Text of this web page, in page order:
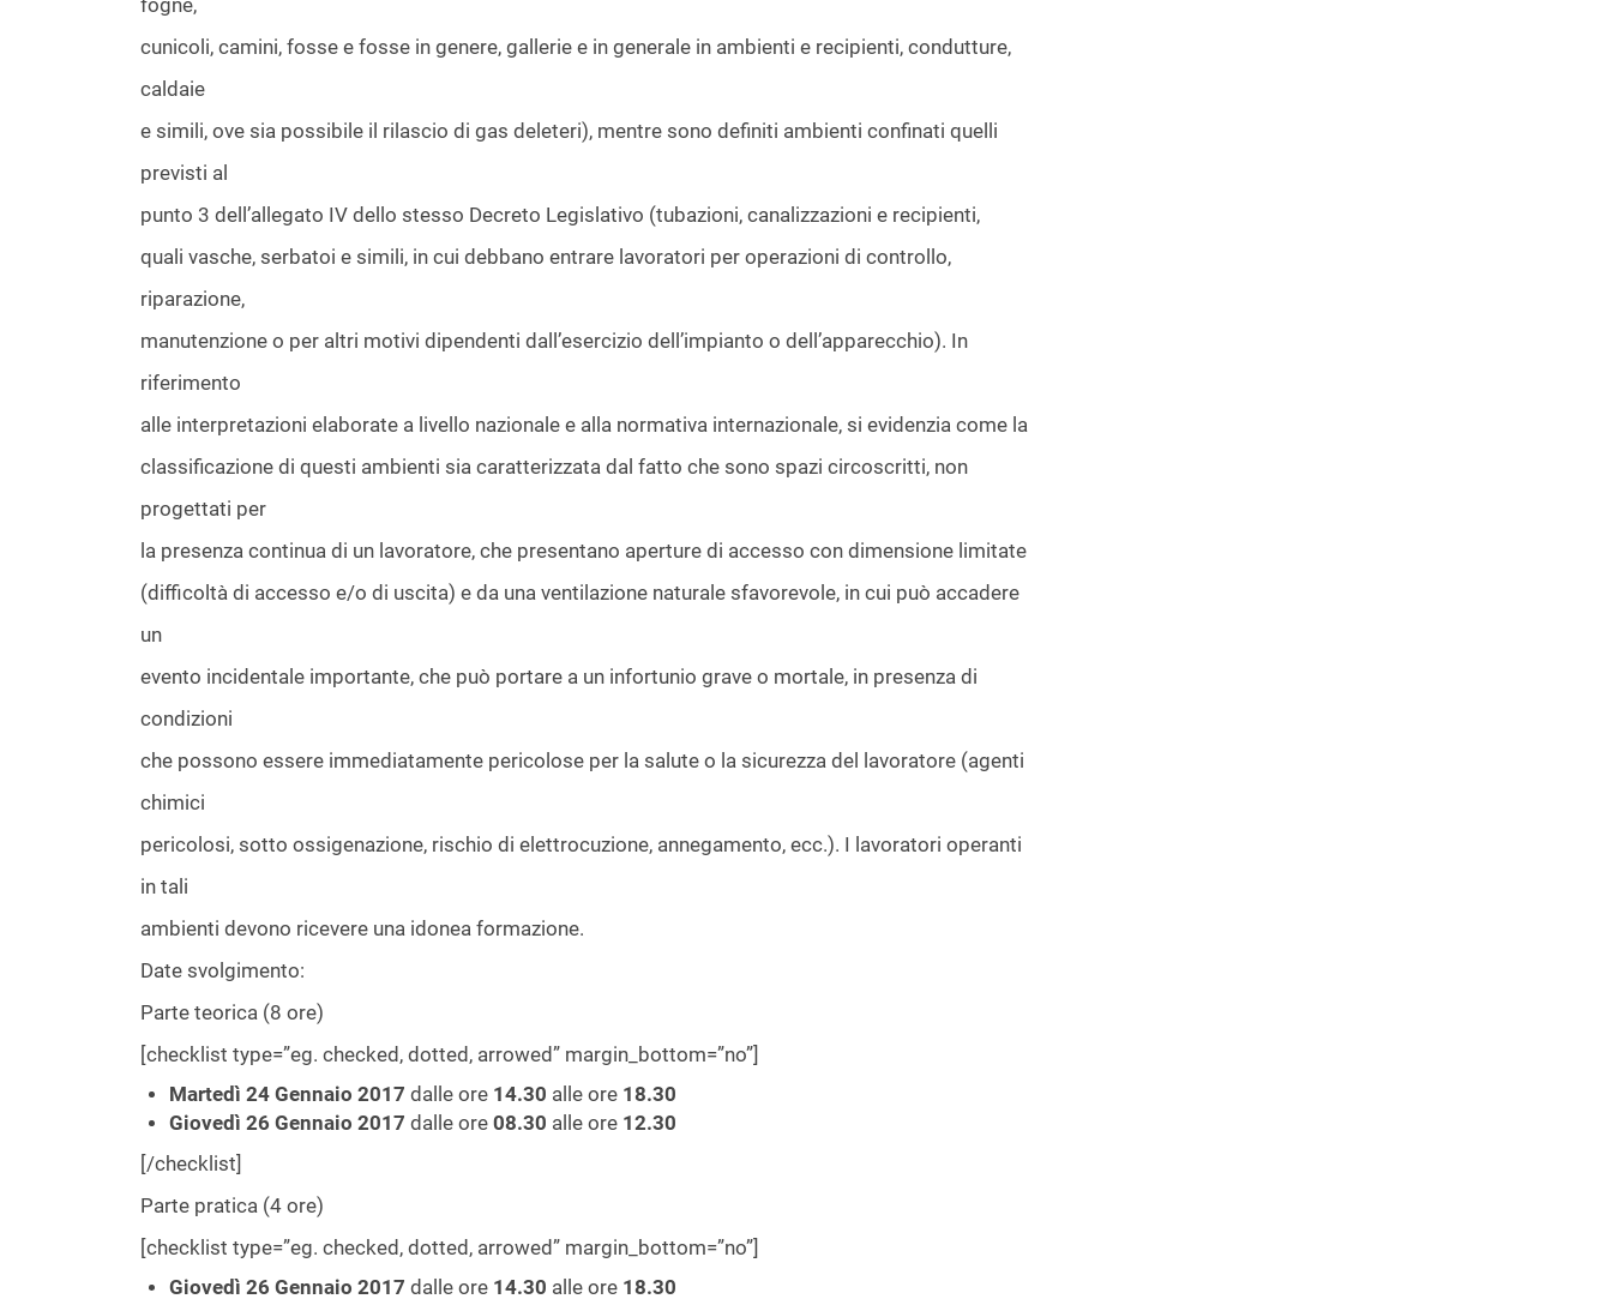
fogne,
cunicoli, camini, fosse e fosse in genere, gallerie e in generale in ambienti e recipienti, condutture,
caldaie
e simili, ove sia possibile il rilascio di gas deleteri), mentre sono definiti ambienti confinati quelli
previsti al
punto 3 dell’allegato IV dello stesso Decreto Legislativo (tubazioni, canalizzazioni e recipienti,
quali vasche, serbatoi e simili, in cui debbano entrare lavoratori per operazioni di controllo,
riparazione,
manutenzione o per altri motivi dipendenti dall’esercizio dell’impianto o dell’apparecchio). In
riferimento
alle interpretazioni elaborate a livello nazionale e alla normativa internazionale, si evidenzia come la
classificazione di questi ambienti sia caratterizzata dal fatto che sono spazi circoscritti, non
progettati per
la presenza continua di un lavoratore, che presentano aperture di accesso con dimensione limitate
(difficoltà di accesso e/o di uscita) e da una ventilazione naturale sfavorevole, in cui può accadere
un
evento incidentale importante, che può portare a un infortunio grave o mortale, in presenza di
condizioni
che possono essere immediatamente pericolose per la salute o la sicurezza del lavoratore (agenti
chimici
pericolosi, sotto ossigenazione, rischio di elettrocuzione, annegamento, ecc.). I lavoratori operanti
in tali
ambienti devono ricevere una idonea formazione.
Date svolgimento:
Parte teorica (8 ore)
[checklist type=”eg. checked, dotted, arrowed” margin_bottom=”no”]
Martedì 24 Gennaio 2017 dalle ore 14.30 alle ore 18.30
Giovedì 26 Gennaio 2017 dalle ore 08.30 alle ore 12.30
[/checklist]
Parte pratica (4 ore)
[checklist type=”eg. checked, dotted, arrowed” margin_bottom=”no”]
Giovedì 26 Gennaio 2017 dalle ore 14.30 alle ore 18.30